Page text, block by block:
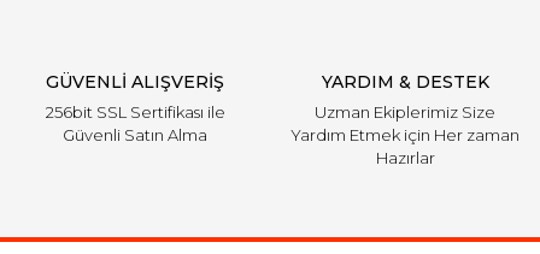
GÜVENLİ ALIŞVERİŞ
256bit SSL Sertifikası ile
Güvenli Satın Alma
YARDIM & DESTEK
Uzman Ekiplerimiz Size
Yardım Etmek için Her zaman
Hazırlar